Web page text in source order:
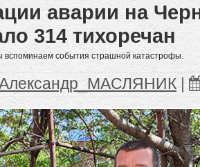
аварии на
314 тихоречан
вспоминаем события страшной катастрофы.
|